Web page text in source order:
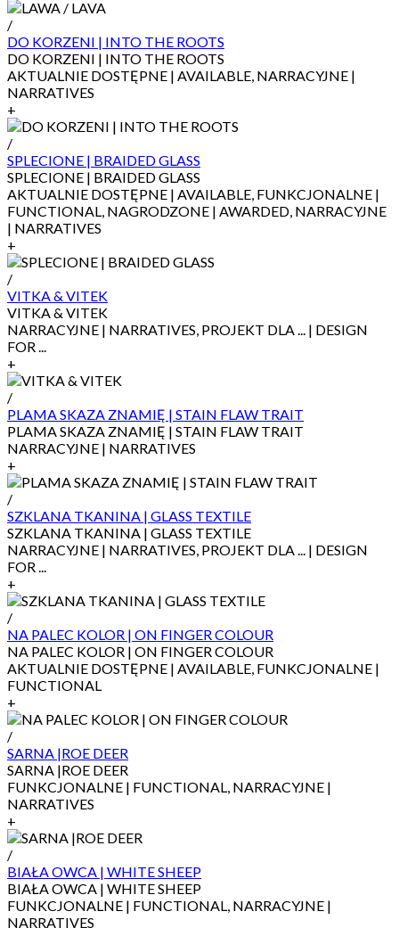
/
DO KORZENI | INTO THE ROOTS
DO KORZENI | INTO THE ROOTS
AKTUALNIE DOSTĘPNE | AVAILABLE, NARRACYJNE |
NARRATIVES
+
/
SPLECIONE | BRAIDED GLASS
SPLECIONE | BRAIDED GLASS
AKTUALNIE DOSTĘPNE | AVAILABLE, FUNKCJONALNE |
FUNCTIONAL, NAGRODZONE | AWARDED, NARRACYJNE
| NARRATIVES
+
/
VITKA & VITEK
VITKA & VITEK
NARRACYJNE | NARRATIVES, PROJEKT DLA ... | DESIGN
FOR ...
+
/
PLAMA SKAZA ZNAMIĘ | STAIN FLAW TRAIT
PLAMA SKAZA ZNAMIĘ | STAIN FLAW TRAIT
NARRACYJNE | NARRATIVES
+
/
SZKLANA TKANINA | GLASS TEXTILE
SZKLANA TKANINA | GLASS TEXTILE
NARRACYJNE | NARRATIVES, PROJEKT DLA ... | DESIGN
FOR ...
+
/
NA PALEC KOLOR | ON FINGER COLOUR
NA PALEC KOLOR | ON FINGER COLOUR
AKTUALNIE DOSTĘPNE | AVAILABLE, FUNKCJONALNE |
FUNCTIONAL
+
/
SARNA |ROE DEER
SARNA |ROE DEER
FUNKCJONALNE | FUNCTIONAL, NARRACYJNE |
NARRATIVES
+
/
BIAŁA OWCA | WHITE SHEEP
BIAŁA OWCA | WHITE SHEEP
FUNKCJONALNE | FUNCTIONAL, NARRACYJNE |
NARRATIVES